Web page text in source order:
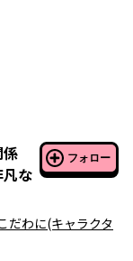
な
フォロー
だわに(キャラクタ